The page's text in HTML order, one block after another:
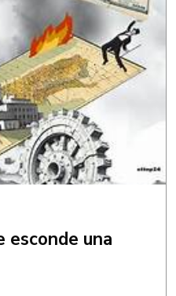
esconde una